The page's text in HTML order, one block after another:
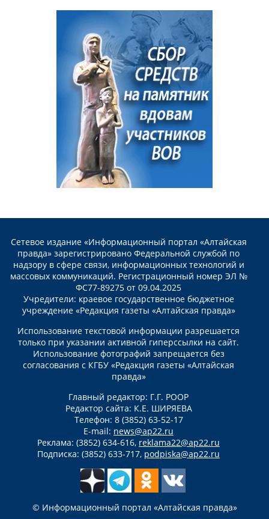
Сетевое издание «Информационный портал «Алтайская
правда» зарегистрировано Федеральной службой по
надзору в сфере связи, информационных технологий и
массовых коммуникаций. Регистрационный номер ЭЛ №
ФС77-89275 от 09.04.2025
Учредители: краевое государственное бюджетное
учреждение «Редакция газеты «Алтайская правда»
Использование текстовой информации разрешается
только при указании активной гиперссылки на сайт.
Использование фотографий запрещается без
согласования с КГБУ «Редакция газеты «Алтайская
правда»
Главный редактор: Г.Г. РООР
Редактор сайта: К.Е. ШИРЯЕВА
Телефон: 8 (3852) 63-52-17
E-mail: news@ap22.ru
Реклама: (3852) 634-616, reklama22@ap22.ru
Подписка: (3852) 633-717, podpiska@ap22.ru
© Информационный портал «Алтайская правда»